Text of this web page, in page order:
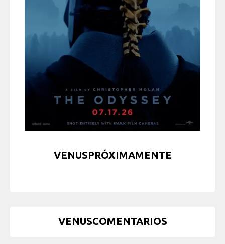
VENUSPRÓXIMAMENTE
VENUSCOMENTARIOS